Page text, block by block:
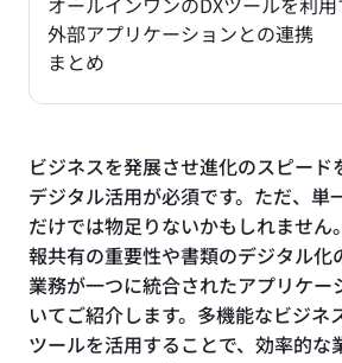
ビジネスを発展させ進化のスピード
デジタル活用が必須です。ただ、単
だけでは物足りないかもしれません
報共有の重要性や書類のデジタル化
業務が一つに統合されたアプリケー
いてご紹介します。多機能なビジネ
ツールを活用することで、効率的な
外部アプリケーションとの連携
まとめ